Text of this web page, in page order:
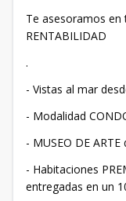
Te asesoramos en
RENTABILIDAD
.
- Vistas al mar
- Modalidad
- MUSEO DE
- Habitaciones
entregadas en un